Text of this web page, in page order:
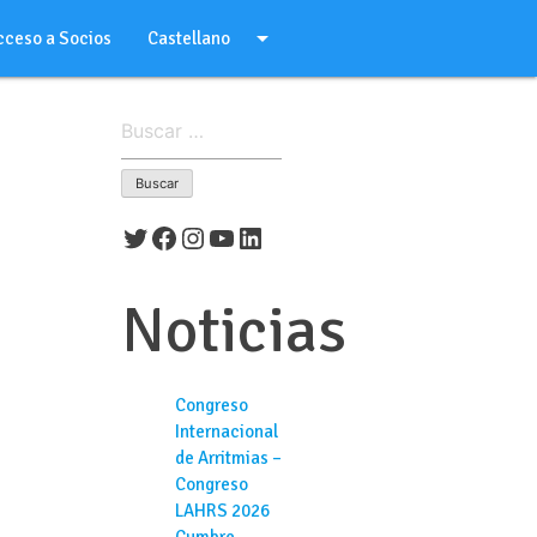
a Socios Castellano arrow_drop_down
Twitter
Facebook
Instagram
YouTube
LinkedIn
Noticias
Congreso
Internacional
de Arritmias –
Congreso
LAHRS 2026